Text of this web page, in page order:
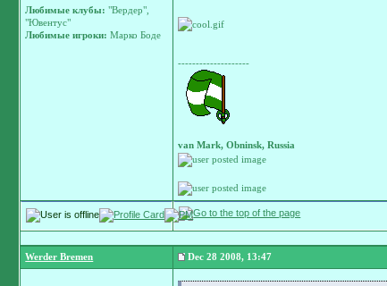
Любимые клубы: "Вердер",
"Ювентус"
Любимые игроки:Марко Боде
--------------------
van Mark, Obninsk, Russia
Werder Bremen Dec 28 2008, 13:47